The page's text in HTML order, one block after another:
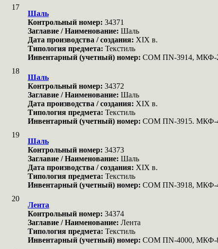
17
Шаль
Контрольный номер: 34371
Заглавие / Наименование: Шаль
Дата производства / создания: XIX в.
Типология предмета: Текстиль
Инвентарный (учетный) номер: COM ПN-3914, МКФ-
18
Шаль
Контрольный номер: 34372
Заглавие / Наименование: Шаль
Дата производства / создания: XIX в.
Типология предмета: Текстиль
Инвентарный (учетный) номер: COM ПN-3915. МКФ-
19
Шаль
Контрольный номер: 34373
Заглавие / Наименование: Шаль
Дата производства / создания: XIX в.
Типология предмета: Текстиль
Инвентарный (учетный) номер: COM ПN-3918, МКФ-
20
Лента
Контрольный номер: 34374
Заглавие / Наименование: Лента
Типология предмета: Текстиль
Инвентарный (учетный) номер: COM ПN-4000, МКФ-